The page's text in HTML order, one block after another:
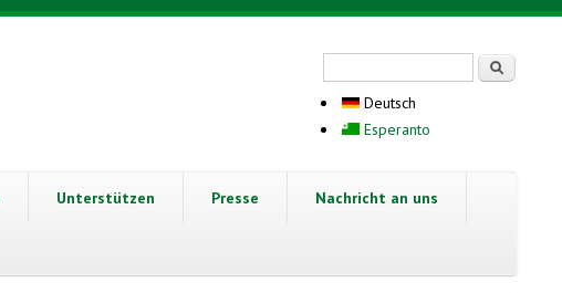
Deutsch
Esperanto
Unterstützen Presse Nachricht an uns